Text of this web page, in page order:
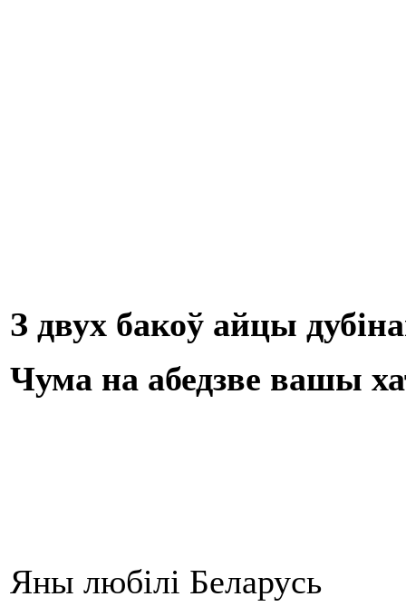
З двух бакоў айцы
Чума на абедзве вашы
Яны любілі Беларусь